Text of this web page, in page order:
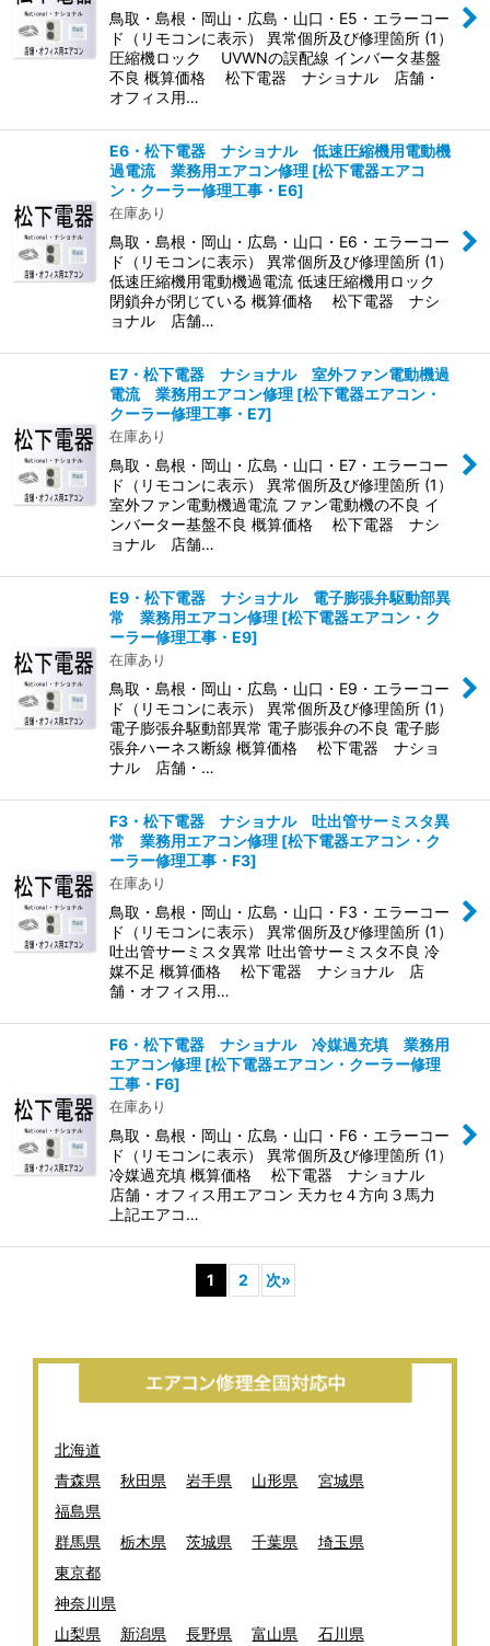
鳥取・島根・岡山・広島・山口・E5・エラーコー
ド（リモコンに表示） 異常個所及び修理箇所 (1）
圧縮機ロック UVWNの誤配線 インバータ基盤
不良 概算価格 松下電器 ナショナル 店舗・
オフィス用…
E6・松下電器 ナショナル 低速圧縮機用電動機
過電流 業務用エアコン修理 [松下電器エアコ
ン・クーラー修理工事・E6]
在庫あり
鳥取・島根・岡山・広島・山口・E6・エラーコー
ド（リモコンに表示） 異常個所及び修理箇所 (1）
低速圧縮機用電動機過電流 低速圧縮機用ロック
閉鎖弁が閉じている 概算価格 松下電器 ナシ
ョナル 店舗…
E7・松下電器 ナショナル 室外ファン電動機過
電流 業務用エアコン修理 [松下電器エアコン・
クーラー修理工事・E7]
在庫あり
鳥取・島根・岡山・広島・山口・E7・エラーコー
ド（リモコンに表示） 異常個所及び修理箇所 (1）
室外ファン電動機過電流 ファン電動機の不良 イ
ンバーター基盤不良 概算価格 松下電器 ナシ
ョナル 店舗…
E9・松下電器 ナショナル 電子膨張弁駆動部異
常 業務用エアコン修理 [松下電器エアコン・ク
ーラー修理工事・E9]
在庫あり
鳥取・島根・岡山・広島・山口・E9・エラーコー
ド（リモコンに表示） 異常個所及び修理箇所 (1）
電子膨張弁駆動部異常 電子膨張弁の不良 電子膨
張弁ハーネス断線 概算価格 松下電器 ナショ
ナル 店舗・…
F3・松下電器 ナショナル 吐出管サーミスタ異
常 業務用エアコン修理 [松下電器エアコン・ク
ーラー修理工事・F3]
在庫あり
鳥取・島根・岡山・広島・山口・F3・エラーコー
ド（リモコンに表示） 異常個所及び修理箇所 (1）
吐出管サーミスタ異常 吐出管サーミスタ不良 冷
媒不足 概算価格 松下電器 ナショナル 店
舗・オフィス用…
F6・松下電器 ナショナル 冷媒過充填 業務用
エアコン修理 [松下電器エアコン・クーラー修理
工事・F6]
在庫あり
鳥取・島根・岡山・広島・山口・F6・エラーコー
ド（リモコンに表示） 異常個所及び修理箇所 (1）
冷媒過充填 概算価格 松下電器 ナショナル
店舗・オフィス用エアコン 天カセ４方向３馬力
上記エアコ…
1 2 次»
北海道
青森県
秋田県 岩手県 山形県
宮城県
福島県
群馬県
栃木県 茨城県 千葉県
埼玉県
東京都
神奈川県
山梨県
新潟県 長野県 富山県
石川県